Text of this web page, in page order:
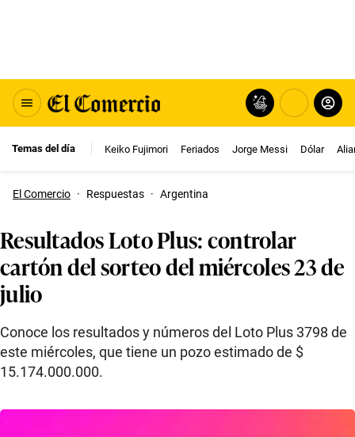
Temas del día Keiko Fujimori Feriados Jorge Messi Dólar
El Comercio · Respuestas · Argentina
Resultados Loto Plus: controlar
cartón del sorteo del miércoles 23 de
julio
Conoce los resultados y números del Loto Plus 3798 de
este miércoles, que tiene un pozo estimado de $
15.174.000.000.